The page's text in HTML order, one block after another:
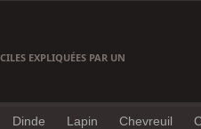
EXPLIQUÉES PAR UN
Dinde Lapin Chevreuil